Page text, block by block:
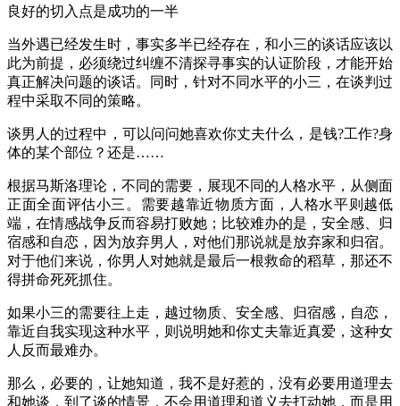
良好的切入点是成功的一半
当外遇已经发生时，事实多半已经存在，和小三的谈话应该以
此为前提，必须绕过纠缠不清探寻事实的认证阶段，才能开始
真正解决问题的谈话。同时，针对不同水平的小三，在谈判过
程中采取不同的策略。
谈男人的过程中，可以问问她喜欢你丈夫什么，是钱?工作?身
体的某个部位？还是……
根据马斯洛理论，不同的需要，展现不同的人格水平，从侧面
正面全面评估小三。需要越靠近物质方面，人格水平则越低
端，在情感战争反而容易打败她；比较难办的是，安全感、归
宿感和自恋，因为放弃男人，对他们那说就是放弃家和归宿。
对于他们来说，你男人对她就是最后一根救命的稻草，那还不
得拼命死死抓住。
如果小三的需要往上走，越过物质、安全感、归宿感，自恋，
靠近自我实现这种水平，则说明她和你丈夫靠近真爱，这种女
人反而最难办。
那么，必要的，让她知道，我不是好惹的，没有必要用道理去
和她谈，到了谈的情景，不会用道理和道义去打动她，而是用